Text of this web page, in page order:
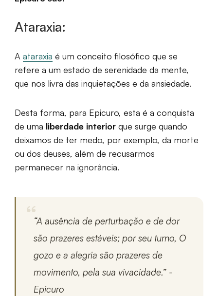
Ataraxia:
A ataraxia é um conceito filosófico que se
refere a um estado de serenidade da mente,
que nos livra das inquietações e da ansiedade.
Desta forma, para Epicuro, esta é a conquista
de uma liberdade interior que surge quando
deixamos de ter medo, por exemplo, da morte
ou dos deuses, além de recusarmos
permanecer na ignorância.
“A ausência de perturbação e de dor
são prazeres estáveis; por seu turno, O
gozo e a alegria são prazeres de
movimento, pela sua vivacidade.” -
Epicuro